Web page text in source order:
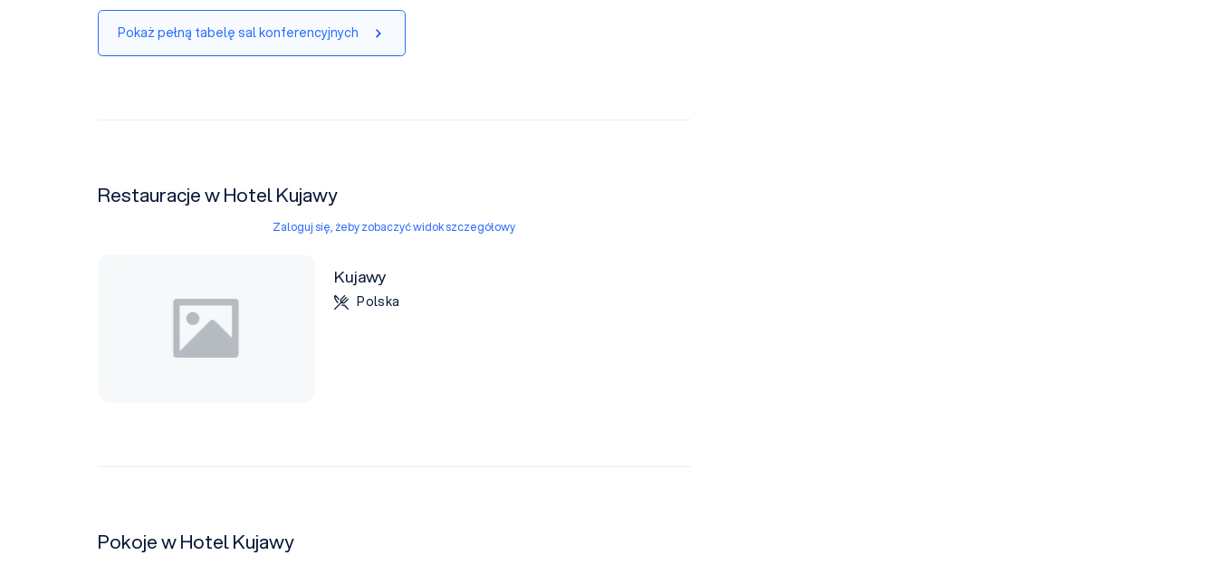
Pokaż pełną tabelę sal konferencyjnych
Restauracje w Hotel Kujawy
Zaloguj się, żeby zobaczyć widok szczegółowy
Kujawy
Polska
Pokoje w Hotel Kujawy